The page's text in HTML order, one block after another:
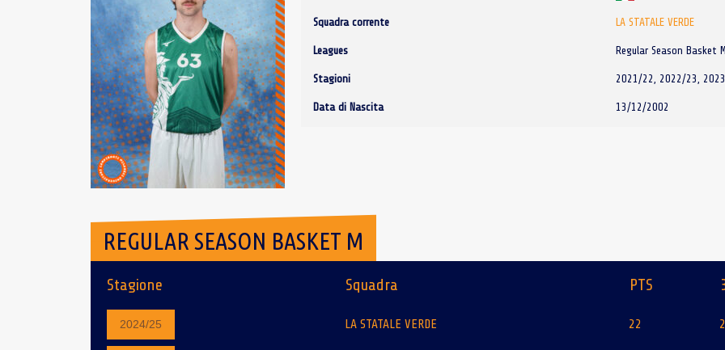
Squadra corrente LA STATALE VERDE
Leagues Regular Season Basket
Stagioni 2021/22, 2022/23,
Data di Nascita 13/12/2002
REGULAR SEASON BASKET M
Stagione Squadra PTS
2024/25 LA STATALE VERDE 22 2